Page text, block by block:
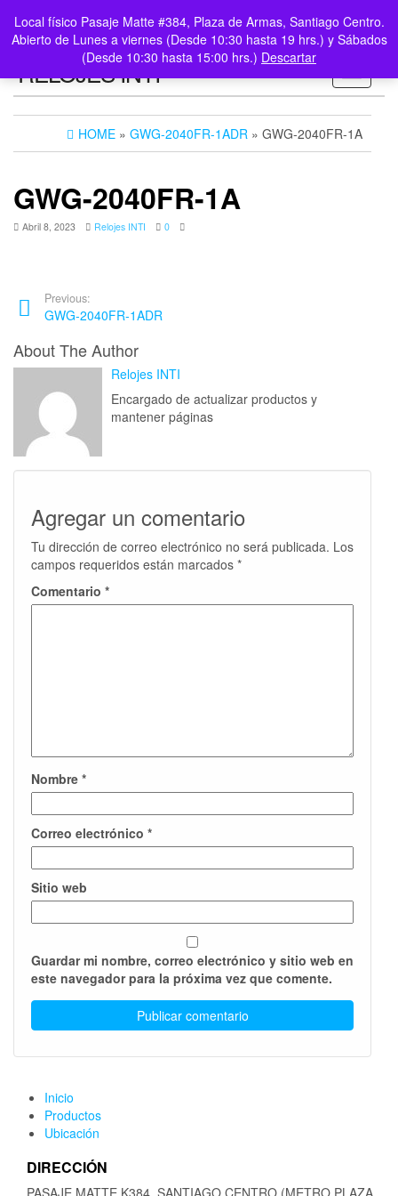
Local físico Pasaje Matte #384, Plaza de Armas, Santiago Centro.
Abierto de Lunes a viernes (Desde 10:30 hasta 19 hrs.) y Sábados
(Desde 10:30 hasta 15:00 hrs.) Descartar
LOGIN /
REGISTER
0
$0
Toggle
RELOJES INTI
HOME » GWG-2040FR-1ADR » GWG-2040FR-1A
GWG-2040FR-1A
Abril 8, 2023 Relojes INTI 0
Previous:
GWG-2040FR-1ADR
About The Author
Relojes INTI
Encargado de actualizar productos y
mantener páginas
Agregar un comentario
Tu dirección de correo electrónico no será publicada. Los
campos requeridos están marcados *
Comentario *
Nombre *
Correo electrónico *
Sitio web
Guardar mi nombre, correo electrónico y sitio web en
este navegador para la próxima vez que comente.
Inicio
Productos
Ubicación
DIRECCIÓN
PASAJE MATTE K384, SANTIAGO CENTRO (METRO PLAZA